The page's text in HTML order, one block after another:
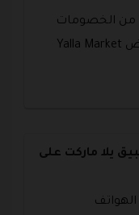
من الخصومات
والتخفيضات من خلال أحدث عروض Yalla Market
يلا ماركت على